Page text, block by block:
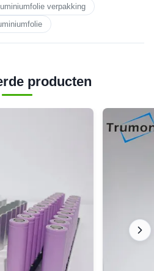
verpakking
producten